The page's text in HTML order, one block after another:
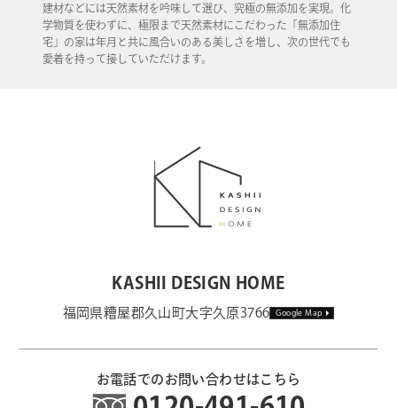
建材などには天然素材を吟味して選び、究極の無添加を実現。化
学物質を使わずに、極限まで天然素材にこだわった「無添加住
宅」の家は年月と共に風合いのある美しさを増し、次の世代でも
愛着を持って接していただけます。
KASHII DESIGN HOME
福岡県糟屋郡久山町大字久原3766 Google Map
お電話でのお問い合わせはこちら